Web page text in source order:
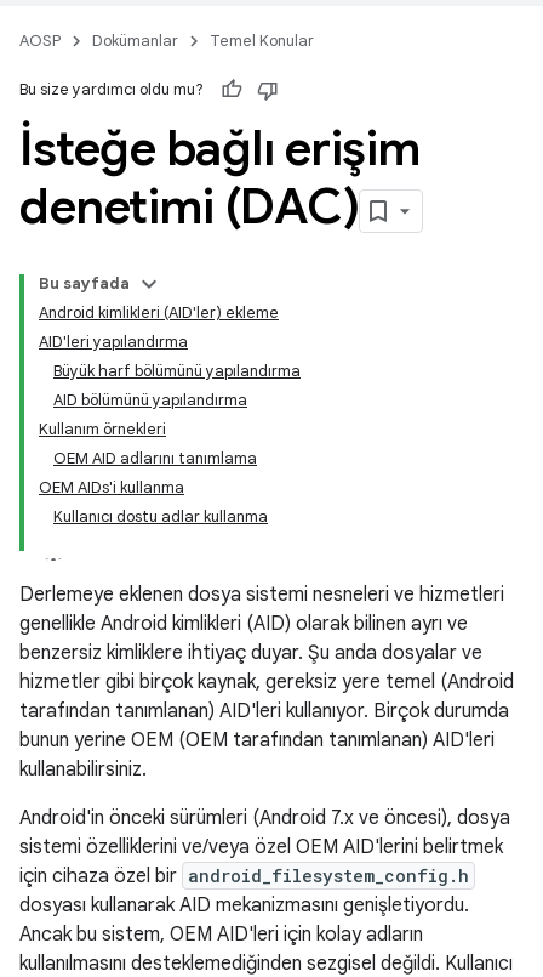
AOSP Dokümanlar Temel Konular
Bu size yardımcı oldu mu?
İsteğe bağlı erişim
denetimi (DAC)
Bu sayfada
Android kimlikleri (AID'ler) ekleme
AID'leri yapılandırma
Büyük harf bölümünü yapılandırma
AID bölümünü yapılandırma
Kullanım örnekleri
OEM AID adlarını tanımlama
OEM AIDs'i kullanma
Kullanıcı dostu adlar kullanma
Derlemeye eklenen dosya sistemi nesneleri ve hizmetleri
genellikle Android kimlikleri (AID) olarak bilinen ayrı ve
benzersiz kimliklere ihtiyaç duyar. Şu anda dosyalar ve
hizmetler gibi birçok kaynak, gereksiz yere temel (Android
tarafından tanımlanan) AID'leri kullanıyor. Birçok durumda
bunun yerine OEM (OEM tarafından tanımlanan) AID'leri
kullanabilirsiniz.
Android'in önceki sürümleri (Android 7.x ve öncesi), dosya
sistemi özelliklerini ve/veya özel OEM AID'lerini belirtmek
için cihaza özel bir android_filesystem_config.h
dosyası kullanarak AID mekanizmasını genişletiyordu.
Ancak bu sistem, OEM AID'leri için kolay adların
kullanılmasını desteklemediğinden sezgisel değildi. Kullanıcı